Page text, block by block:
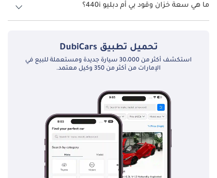
ما هي سعة خزان وقود بي أم دبليو 440i؟
تبلغ سعة خزان الوقود في بي أم دبليو 440i TBD.
تحميل تطبيق DubiCars
استكشف أكثر من 30،000 سيارة جديدة ومستعملة للبيع في
الإمارات من أكثر من 350 وكيل معتمد.